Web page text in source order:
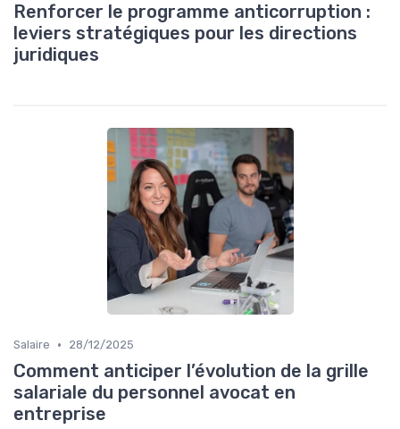
Renforcer le programme anticorruption :
leviers stratégiques pour les directions
juridiques
Salaire • 28/12/2025
Comment anticiper l’évolution de la grille
salariale du personnel avocat en
entreprise